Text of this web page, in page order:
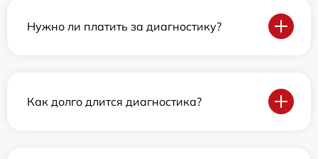
Нужно ли платить за диагностику?
Как долго длится диагностика?